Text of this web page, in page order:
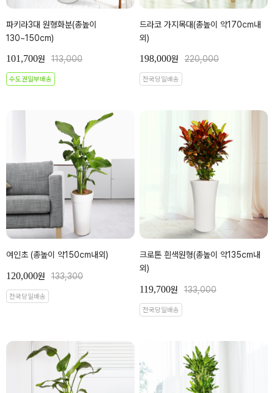
파키라3대 원형화분(총높이
130~150cm)
101,700원 113,000
수도권일부배송
드라코 가지목대(총높이 약170cm내
외)
198,000원 220,000
전국당일배송
여인초 (총높이 약150cm내외)
120,000원 133,300
전국당일배송
크로톤 흰색원형(총높이 약135cm내
외)
119,700원 133,000
전국당일배송